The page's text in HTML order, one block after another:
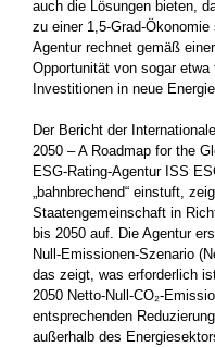
auch die Lösungen ­bieten,
zu einer 1,5-Grad-
Agentur rechnet gemäß
Opportunität von sogar
Investitionen in neue
Der Bericht der
2050 – A Roadmap for the
ESG-Rating-Agentur ISS
„bahnbrechend“­ einstuft,
Staatengemeinschaft in
bis 2050 auf. Die Agentur
Null-Emissionen-Szenario
das zeigt, was erforderlich
2050 Netto-Null-CO₂-
entsprechenden
außerhalb­ des